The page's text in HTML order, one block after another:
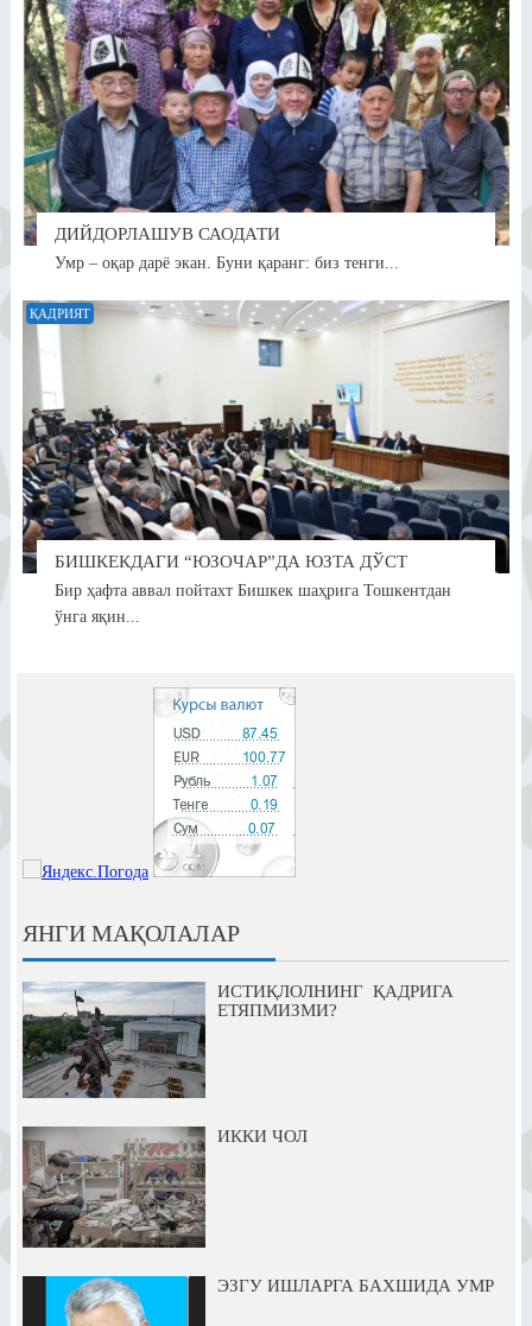
ДИЙДОРЛАШУВ САОДАТИ
Умр – оқар дарё экан. Буни қаранг: биз тенги...
ҚАДРИЯТ
БИШКЕКДАГИ “ЮЗОЧАР”ДА ЮЗТА ДЎСТ
Бир ҳафта аввал пойтахт Бишкек шаҳрига Тошкентдан
ўнга яқин...
ЯНГИ МАҚОЛАЛАР
ИСТИҚЛОЛНИНГ ҚАДРИГА
ЕТЯПМИЗМИ?
ИККИ ЧОЛ
ЭЗГУ ИШЛАРГА БАХШИДА УМР